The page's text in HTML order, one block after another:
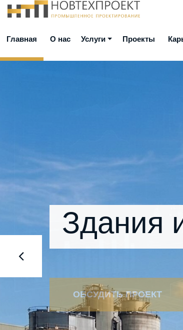
Главная О нас Услуги Проекты
Здания
ОБСУДИТЬ ПРОЕКТ